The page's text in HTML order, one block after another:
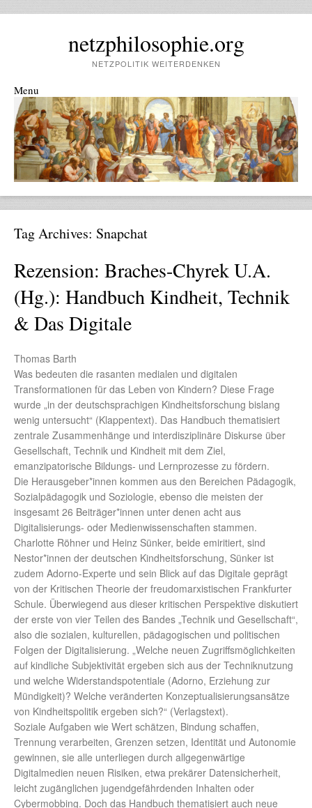
netzphilosophie.org
NETZPOLITIK WEITERDENKEN
Menu
Skip to content
Tag Archives: Snapchat
Rezension: Braches-Chyrek U.a.
(Hg.): Handbuch Kindheit, Technik
& Das Digitale
Thomas Barth
Was bedeuten die rasanten medialen und digitalen
Transformationen für das Leben von Kindern? Diese Frage
wurde „in der deutschsprachigen Kindheitsforschung bislang
wenig untersucht“ (Klappentext). Das Handbuch thematisiert
zentrale Zusammenhänge und interdisziplinäre Diskurse über
Gesellschaft, Technik und Kindheit mit dem Ziel,
emanzipatorische Bildungs- und Lernprozesse zu fördern.
Die Herausgeber*innen kommen aus den Bereichen Pädagogik,
Sozialpädagogik und Soziologie, ebenso die meisten der
insgesamt 26 Beiträger*innen unter denen acht aus
Digitalisierungs- oder Medienwissenschaften stammen.
Charlotte Röhner und Heinz Sünker, beide emiritiert, sind
Nestor*innen der deutschen Kindheitsforschung, Sünker ist
zudem Adorno-Experte und sein Blick auf das Digitale geprägt
von der Kritischen Theorie der freudomarxistischen Frankfurter
Schule. Überwiegend aus dieser kritischen Perspektive diskutiert
der erste von vier Teilen des Bandes „Technik und Gesellschaft“,
also die sozialen, kulturellen, pädagogischen und politischen
Folgen der Digitalisierung. „Welche neuen Zugriffsmöglichkeiten
auf kindliche Subjektivität ergeben sich aus der Techniknutzung
und welche Widerstandspotentiale (Adorno, Erziehung zur
Mündigkeit)? Welche veränderten Konzeptualisierungsansätze
von Kindheitspolitik ergeben sich?“ (Verlagstext).
Soziale Aufgaben wie Wert schätzen, Bindung schaffen,
Trennung verarbeiten, Grenzen setzen, Identität und Autonomie
gewinnen, sie alle unterliegen durch allgegenwärtige
Digitalmedien neuen Risiken, etwa prekärer Datensicherheit,
leicht zugänglichen jugendgefährdenden Inhalten oder
Cybermobbing. Doch das Handbuch thematisiert auch neue